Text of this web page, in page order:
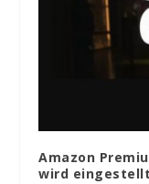
Amazon
wird eingestellt